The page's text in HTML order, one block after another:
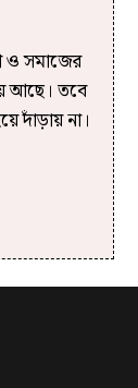
ও সমাজের
আছে। তবে
দাঁড়ায় না।